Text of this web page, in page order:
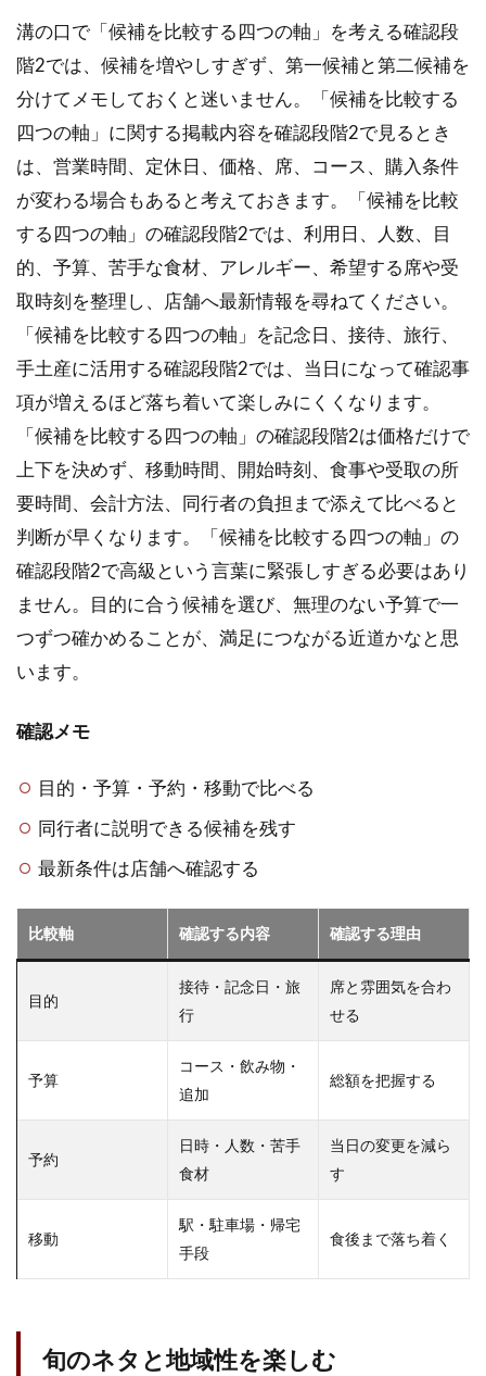
溝の口で「候補を比較する四つの軸」を考える確認段
階2では、候補を増やしすぎず、第一候補と第二候補を
分けてメモしておくと迷いません。「候補を比較する
四つの軸」に関する掲載内容を確認段階2で見るとき
は、営業時間、定休日、価格、席、コース、購入条件
が変わる場合もあると考えておきます。「候補を比較
する四つの軸」の確認段階2では、利用日、人数、目
的、予算、苦手な食材、アレルギー、希望する席や受
取時刻を整理し、店舗へ最新情報を尋ねてください。
「候補を比較する四つの軸」を記念日、接待、旅行、
手土産に活用する確認段階2では、当日になって確認事
項が増えるほど落ち着いて楽しみにくくなります。
「候補を比較する四つの軸」の確認段階2は価格だけで
上下を決めず、移動時間、開始時刻、食事や受取の所
要時間、会計方法、同行者の負担まで添えて比べると
判断が早くなります。「候補を比較する四つの軸」の
確認段階2で高級という言葉に緊張しすぎる必要はあり
ません。目的に合う候補を選び、無理のない予算で一
つずつ確かめることが、満足につながる近道かなと思
います。
確認メモ
目的・予算・予約・移動で比べる
同行者に説明できる候補を残す
最新条件は店舗へ確認する
比較軸 確認する内容 確認する理由
目的
接待・記念日・旅
行
席と雰囲気を合わ
せる
予算
コース・飲み物・
追加
総額を把握する
予約
日時・人数・苦手
食材
当日の変更を減ら
す
移動
駅・駐車場・帰宅
手段
食後まで落ち着く
旬のネタと地域性を楽しむ